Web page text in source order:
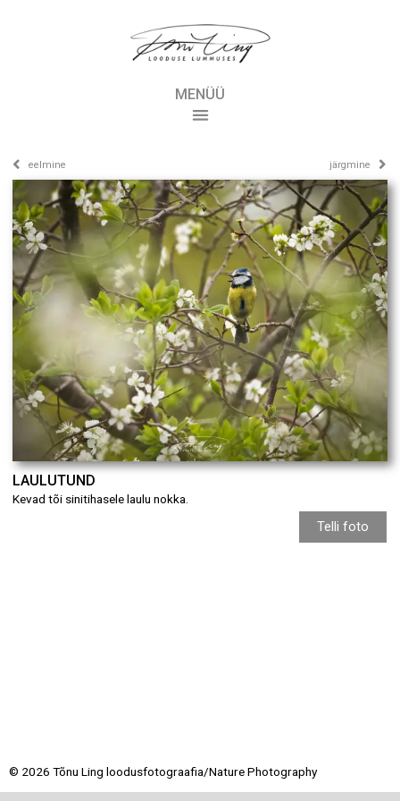
MENÜÜ
eelmine järgmine
LAULUTUND
Kevad tõi sinitihasele laulu nokka.
Telli foto
© 2026 Tõnu Ling loodusfotograafia/Nature Photography